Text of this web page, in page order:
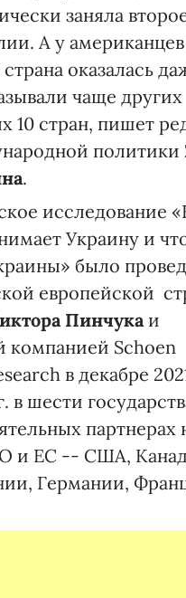
заняла
А у
оказалась
чаще других
10 стран, пишет
политики
.
исследование
Украину и
было
европейской
Пинчука и
компанией Schoen
в декабре
в шести
партнерах
и ЕС -- США,
Германии,